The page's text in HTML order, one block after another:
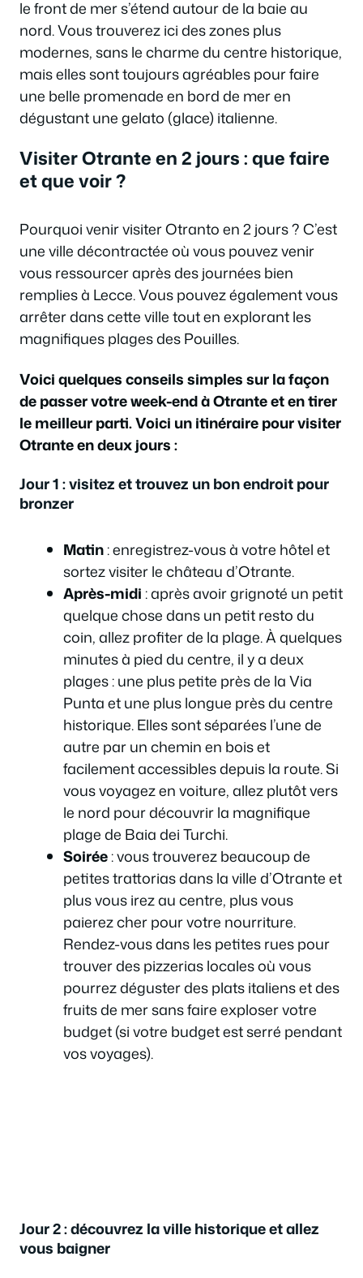
le front de mer s’étend autour de la baie au
nord. Vous trouverez ici des zones plus
modernes, sans le charme du centre historique,
mais elles sont toujours agréables pour faire
une belle promenade en bord de mer en
dégustant une gelato (glace) italienne.
Visiter Otrante en 2 jours : que faire
et que voir ?
Pourquoi venir visiter Otranto en 2 jours ? C’est
une ville décontractée où vous pouvez venir
vous ressourcer après des journées bien
remplies à Lecce. Vous pouvez également vous
arrêter dans cette ville tout en explorant les
magnifiques plages des Pouilles.
Voici quelques conseils simples sur la façon
de passer votre week-end à Otrante et en tirer
le meilleur parti. Voici un itinéraire pour visiter
Otrante en deux jours :
Jour 1 : visitez et trouvez un bon endroit pour
bronzer
Matin: enregistrez-vous à votre hôtel et
sortez visiter le château d’Otrante.
Après-midi : après avoir grignoté un petit
quelque chose dans un petit resto du
coin, allez profiter de la plage. À quelques
minutes à pied du centre, il y a deux
plages : une plus petite près de la Via
Punta et une plus longue près du centre
historique. Elles sont séparées l’une de
autre par un chemin en bois et
facilement accessibles depuis la route. Si
vous voyagez en voiture, allez plutôt vers
le nord pour découvrir la magnifique
plage de Baia dei Turchi.
Soirée: vous trouverez beaucoup de
petites trattorias dans la ville d’Otrante et
plus vous irez au centre, plus vous
paierez cher pour votre nourriture.
Rendez-vous dans les petites rues pour
trouver des pizzerias locales où vous
pourrez déguster des plats italiens et des
fruits de mer sans faire exploser votre
budget (si votre budget est serré pendant
vos voyages).
Jour 2 : découvrez la ville historique et allez
vous baigner